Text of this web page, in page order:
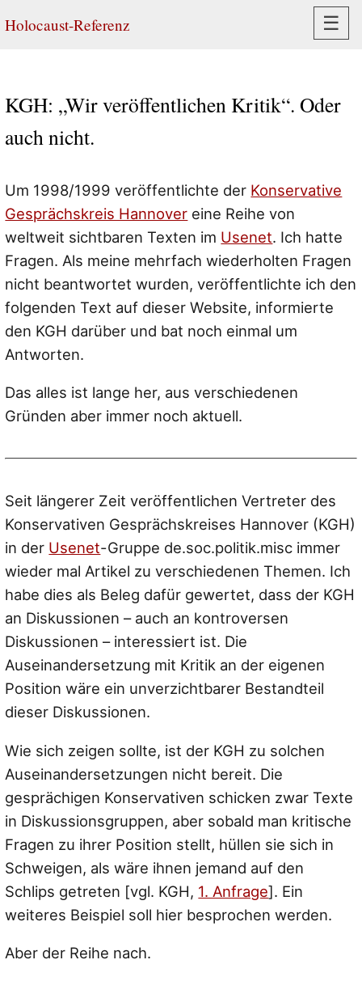
Holocaust-Referenz ☰
KGH: „Wir veröffentlichen Kritik“. Oder
auch nicht.
Um 1998/1999 veröffentlichte der Konservative
Gesprächskreis Hannover eine Reihe von
weltweit sichtbaren Texten im Usenet. Ich hatte
Fragen. Als meine mehrfach wiederholten Fragen
nicht beantwortet wurden, veröffentlichte ich den
folgenden Text auf dieser Website, informierte
den KGH darüber und bat noch einmal um
Antworten.
Das alles ist lange her, aus verschiedenen
Gründen aber immer noch aktuell.
Seit längerer Zeit veröffentlichen Vertreter des
Konservativen Gesprächskreises Hannover (KGH)
in der Usenet-Gruppe de.soc.politik.misc immer
wieder mal Artikel zu verschiedenen Themen. Ich
habe dies als Beleg dafür gewertet, dass der KGH
an Diskussionen – auch an kontroversen
Diskussionen – interessiert ist. Die
Auseinandersetzung mit Kritik an der eigenen
Position wäre ein unverzichtbarer Bestandteil
dieser Diskussionen.
Wie sich zeigen sollte, ist der KGH zu solchen
Auseinandersetzungen nicht bereit. Die
gesprächigen Konservativen schicken zwar Texte
in Diskussionsgruppen, aber sobald man kritische
Fragen zu ihrer Position stellt, hüllen sie sich in
Schweigen, als wäre ihnen jemand auf den
Schlips getreten [vgl. KGH, 1. Anfrage]. Ein
weiteres Beispiel soll hier besprochen werden.
Aber der Reihe nach.